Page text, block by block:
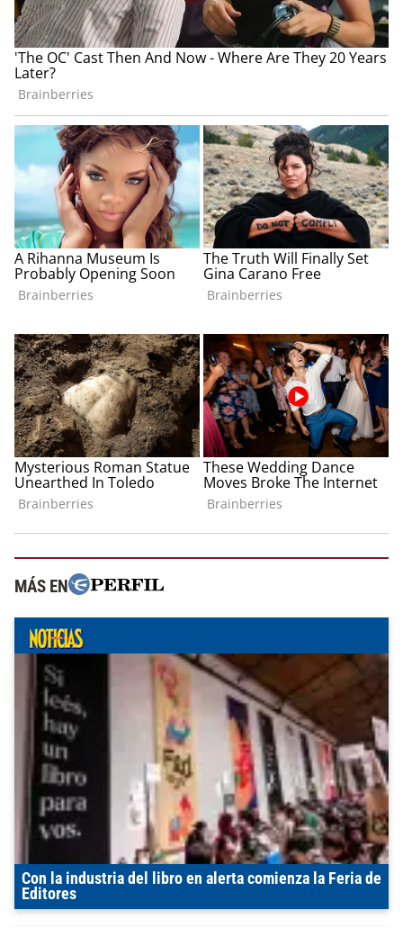
MÁS EN
Con la industria del libro en alerta comienza la Feria de
Editores